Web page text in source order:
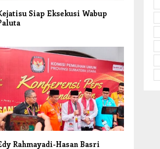
Siap Eksekusi Wabup
Rahmayadi-Hasan Basri